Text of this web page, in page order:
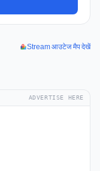
Stream आउटेज मैप देखें
ADVERTISE HERE